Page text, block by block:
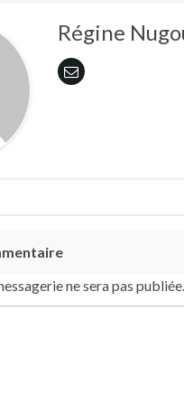
Régine
ne sera pas publiée.